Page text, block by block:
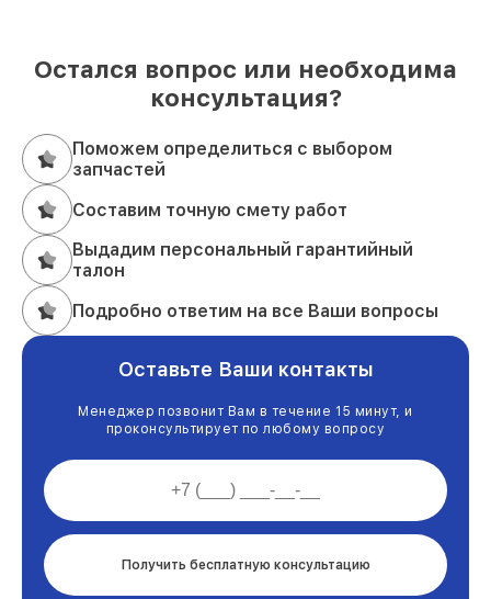
Остался вопрос или необходима
консультация?
Поможем определиться с выбором
запчастей
Составим точную смету работ
Выдадим персональный гарантийный
талон
Подробно ответим на все Ваши вопросы
Оставьте Ваши контакты
Менеджер позвонит Вам в течение 15 минут, и
проконсультирует по любому вопросу
Получить бесплатную консультацию